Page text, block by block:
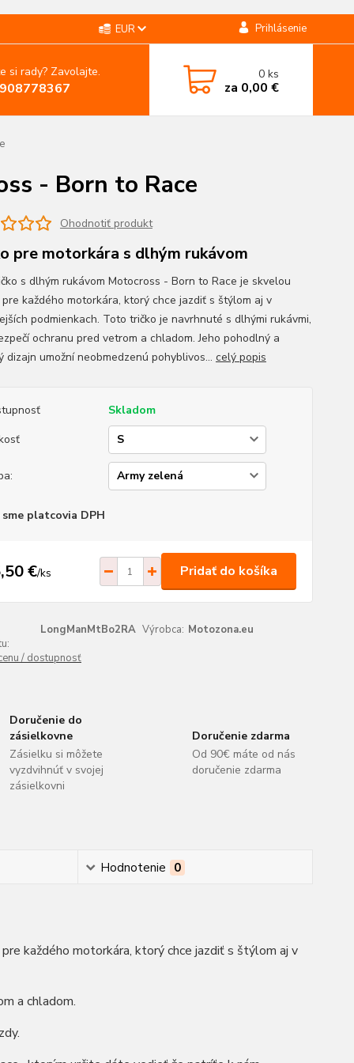
EUR Prihlásenie
si rady? Zavolajte. 0ks
za 0,00 €
- Born to Race
Ohodnotiť produkt
pre motorkára s dlhým rukávom
s dlhým rukávom Motocross - Born to Race je skvelou
každého motorkára, ktorý chce jazdiť s štýlom aj v
podmienkach. Toto tričko je navrhnuté s dlhými rukávmi,
ochranu pred vetrom a chladom. Jeho pohodlný a
dizajn umožní neobmedzenú pohyblivos... celý popis
Skladom
sme platcovia DPH
€/ks Pridať do košíka
LongManMtBo2RA Výrobca: Motozona.eu
/ dostupnosť
Doručenie do
zásielkovne
Zásielku si môžete
vyzdvihnúť v svojej
zásielkovni
Doručenie zdarma
Od 90€ máte od nás
doručenie zdarma
Hodnotenie 0
každého motorkára, ktorý chce jazdiť s štýlom aj v
a chladom.